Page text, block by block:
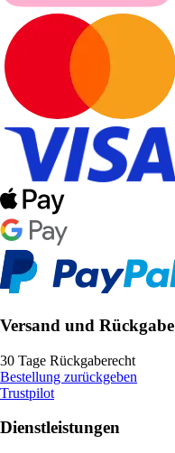
Versand und Rückgabe
30 Tage Rückgaberecht
Bestellung zurückgeben
Trustpilot
Dienstleistungen